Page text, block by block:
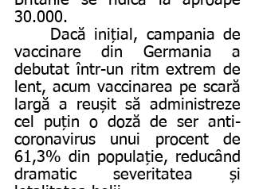
30.000.
vaccinare din Germania a
debutat într-un ritm extrem de
lent, acum vaccinarea pe scară
largă a reușit să administreze
cel puțin o doză de ser anti-
coronavirus unui procent de
61,3% din populație, reducând
dramatic severitatea și